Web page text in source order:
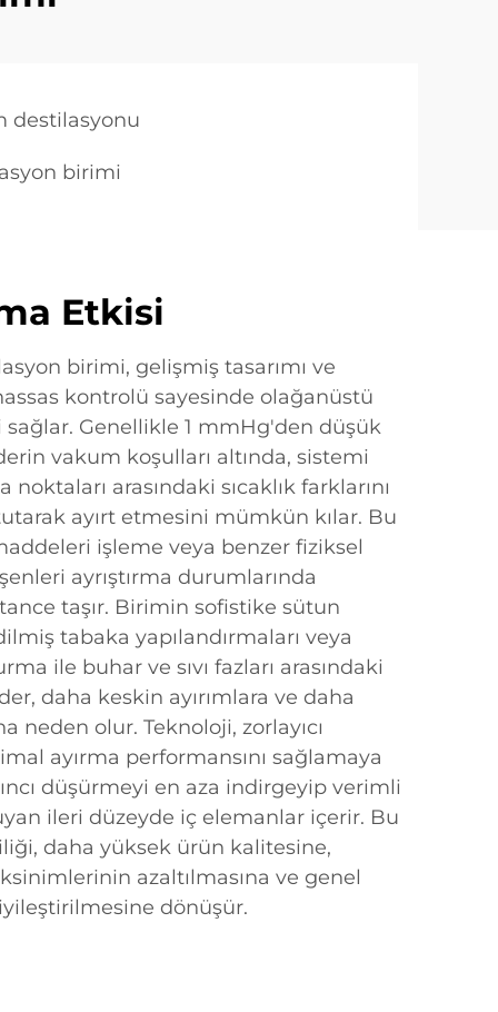
destilasyonu
birimi
Etkisi
birimi, gelişmiş tasarımı ve
kontrolü sayesinde olağanüstü
Genellikle 1 mmHg'den düşük
vakum koşulları altında, sistemi
arasındaki sıcaklık farklarını
ayırt etmesini mümkün kılar. Bu
işleme veya benzer fiziksel
ayrıştırma durumlarında
taşır. Birimin sofistike sütun
tabaka yapılandırmaları veya
ile buhar ve sıvı fazları arasındaki
daha keskin ayırımlara ve daha
neden olur. Teknoloji, zorlayıcı
ayırma performansını sağlamaya
düşürmeyi en aza indirgeyip verimli
ileri düzeyde iç elemanlar içerir. Bu
daha yüksek ürün kalitesine,
azaltılmasına ve genel
dönüşür.